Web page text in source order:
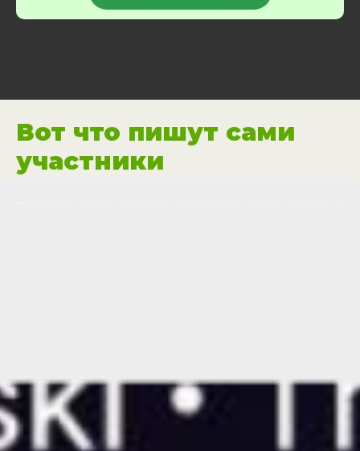
Вот что пишут сами
участники